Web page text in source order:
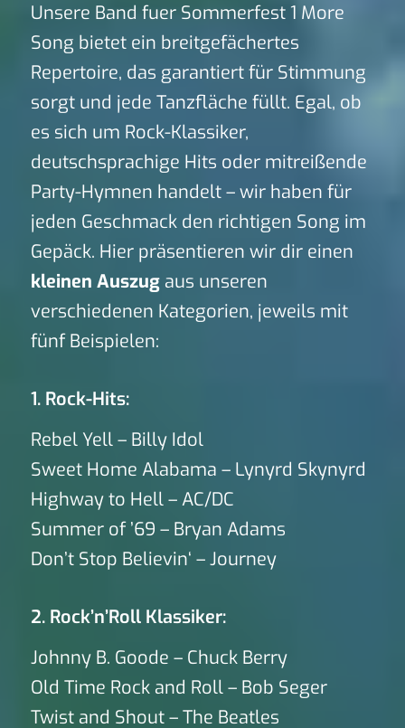
Unsere Band fuer Sommerfest 1 More
Song bietet ein breitgefächertes
Repertoire, das garantiert für Stimmung
sorgt und jede Tanzfläche füllt. Egal, ob
es sich um Rock-Klassiker,
deutschsprachige Hits oder mitreißende
Party-Hymnen handelt – wir haben für
jeden Geschmack den richtigen Song im
Gepäck. Hier präsentieren wir dir einen
kleinen Auszugaus unseren
verschiedenen Kategorien, jeweils mit
fünf Beispielen:
1. Rock-Hits:
Rebel Yell – Billy Idol
Sweet Home Alabama – Lynyrd Skynyrd
Highway to Hell – AC/DC
Summer of ’69 – Bryan Adams
Don’t Stop Believin‘ – Journey
2. Rock’n’Roll Klassiker:
Johnny B. Goode – Chuck Berry
Old Time Rock and Roll – Bob Seger
Twist and Shout – The Beatles